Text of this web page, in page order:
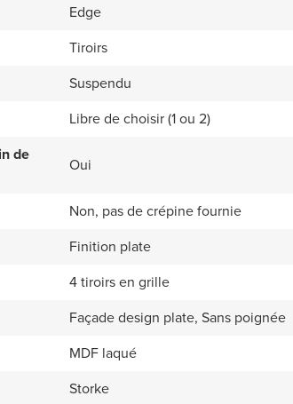
Edge
Tiroirs
Suspendu
Libre de choisir (1 ou 2)
de
Oui
Non, pas de crépine fournie
Finition plate
4 tiroirs en grille
Façade design plate, Sans poignée
MDF laqué
Storke